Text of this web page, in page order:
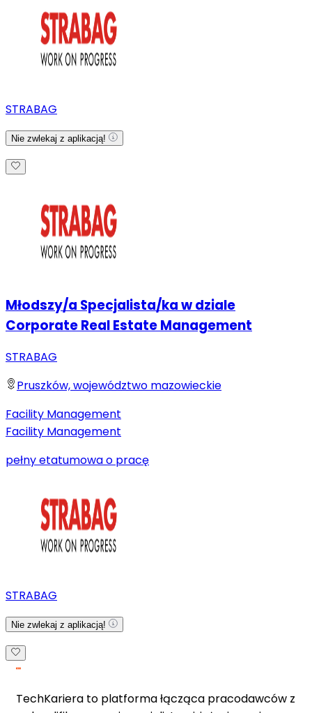
STRABAG
Nie zwlekaj z aplikacją!
Młodszy/a Specjalista/ka w dziale
Corporate Real Estate Management
STRABAG
Pruszków, województwo mazowieckie
Facility Management
Facility Management
pełny etatumowa o pracę
STRABAG
Nie zwlekaj z aplikacją!
TechKariera to platforma łącząca pracodawców z